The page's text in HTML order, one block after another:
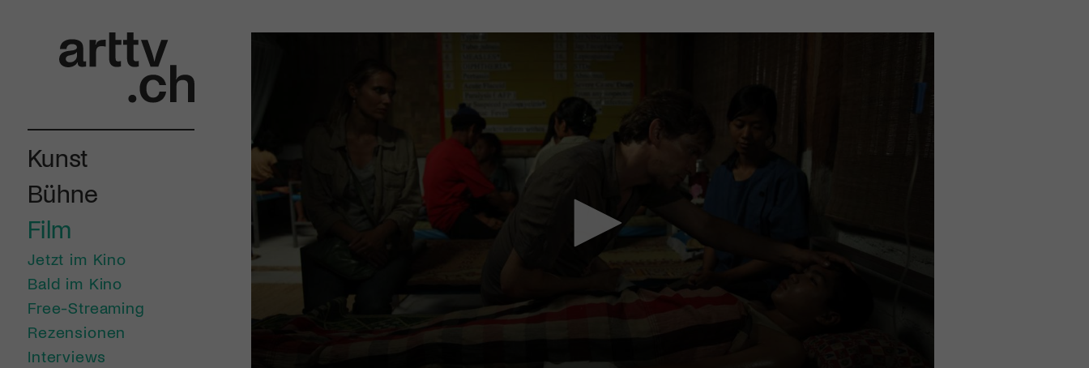
Kunst
Bühne
Film
Jetzt im Kino
Bald im Kino
Free-Streaming
Rezensionen
Interviews
Mach mit: «Be Part of the Art»!
Engagiere dich als Kulturliebhaber:in, Kulturschaffende(r) oder